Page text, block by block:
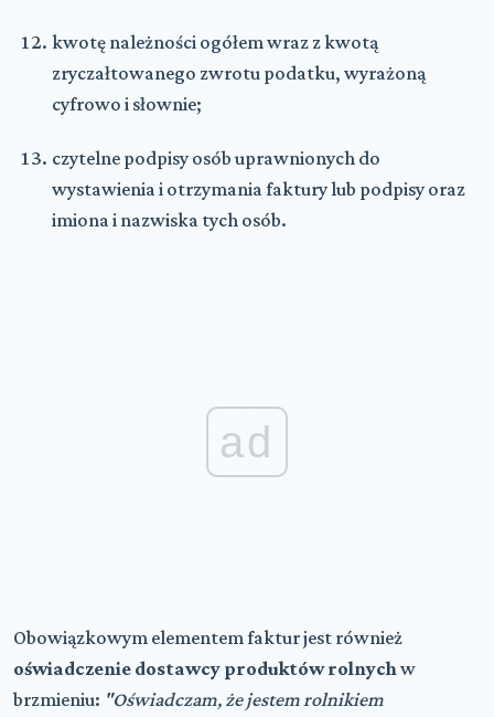
kwotę należności ogółem wraz z kwotą
zryczałtowanego zwrotu podatku, wyrażoną
cyfrowo i słownie;
czytelne podpisy osób uprawnionych do
wystawienia i otrzymania faktury lub podpisy oraz
imiona i nazwiska tych osób.
ad
Obowiązkowym elementem faktur jest również
oświadczenie dostawcy produktów rolnych w
brzmieniu: "Oświadczam, że jestem rolnikiem